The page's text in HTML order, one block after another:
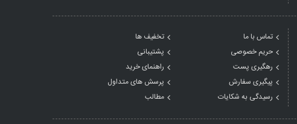
تماس با ما
تخفیف ها
حریم خصوصی
پشتیبانی
رهگیری پست
راهنمای خرید
پیگیری سفارش
پرسش های متداول
رسیدگی به شکایات
مطالب